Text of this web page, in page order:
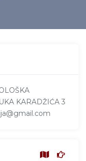
KARADŽIĆA 3